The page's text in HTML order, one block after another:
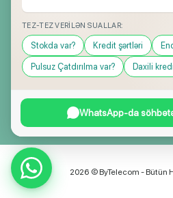
Yeniliklərimizdən ilk
2026 © ByTelecom - Bütün
TEZ-TEZ VERILƏN SUALLAR:
Stokda var? Kredit şərtləri
Pulsuz Çatdırılma var? Daxili
WhatsApp-da